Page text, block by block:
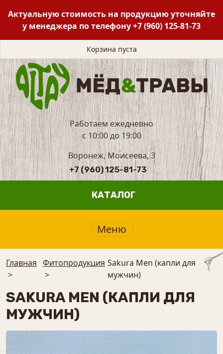
Актуальную стоимость на продукцию уточняйте
у менеджера по телефону+7 (960) 125-81-73
Корзина пуста
Работаем ежедневно
с 10:00 до 19:00
Воронеж, Моисеева, 3
+7 (960) 125-81-73
КАТАЛОГ
Меню
Главная
>
Фитопродукция
>
Sakura Men (капли для
мужчин)
SAKURA MEN (КАПЛИ ДЛЯ
МУЖЧИН)